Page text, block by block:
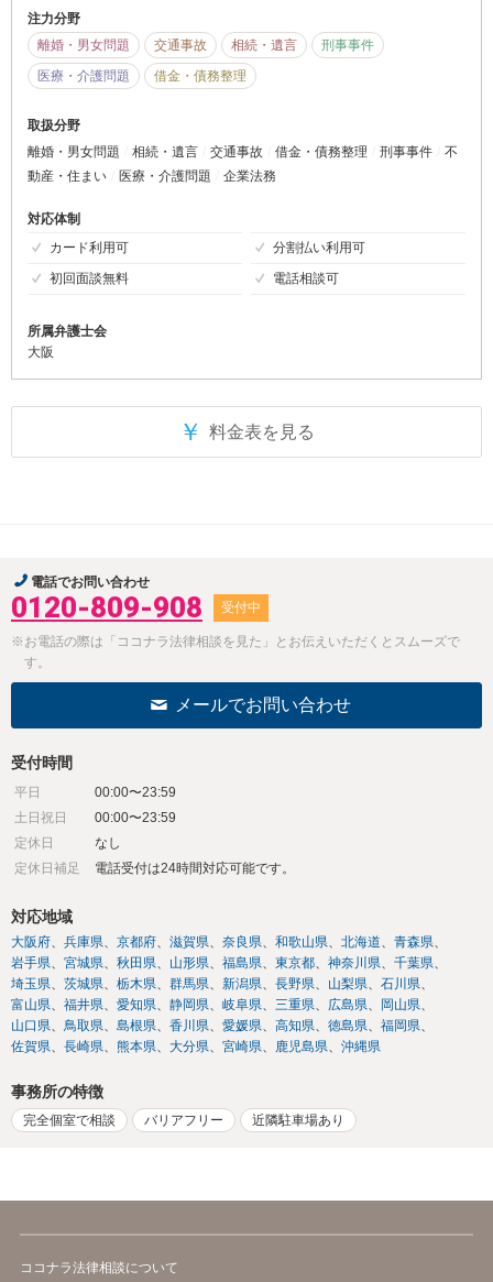
注力分野
離婚・男女問題
交通事故 相続・遺言
刑事事件
医療・介護問題
借金・債務整理
取扱分野
離婚・男女問題
相続・遺言 交通事故 借金・債務整理 刑事事件
不
動産・住まい
医療・介護問題 企業法務
対応体制
カード利用可
分割払い利用可
初回面談無料
電話相談可
所属弁護士会
大阪
￥ 料金表を見る
電話でお問い合わせ
0120-809-908 受付中
※お電話の際は「ココナラ法律相談を見た」とお伝えいただくとスムーズで
す。
メールでお問い合わせ
受付時間
平日
00:00〜23:59
土日祝日
00:00〜23:59
定休日
なし
定休日補足
電話受付は24時間対応可能です。
対応地域
大阪府 兵庫県 京都府 滋賀県 奈良県 和歌山県 北海道
青森県
岩手県
宮城県 秋田県 山形県 福島県 東京都 神奈川県
千葉県
埼玉県
茨城県 栃木県 群馬県 新潟県 長野県 山梨県
石川県
富山県
福井県 愛知県 静岡県 岐阜県 三重県 広島県
岡山県
山口県
鳥取県 島根県 香川県 愛媛県 高知県 徳島県
福岡県
佐賀県
長崎県 熊本県 大分県 宮崎県 鹿児島県 沖縄県
事務所の特徴
完全個室で相談 バリアフリー 近隣駐車場あり
ココナラ法律相談について